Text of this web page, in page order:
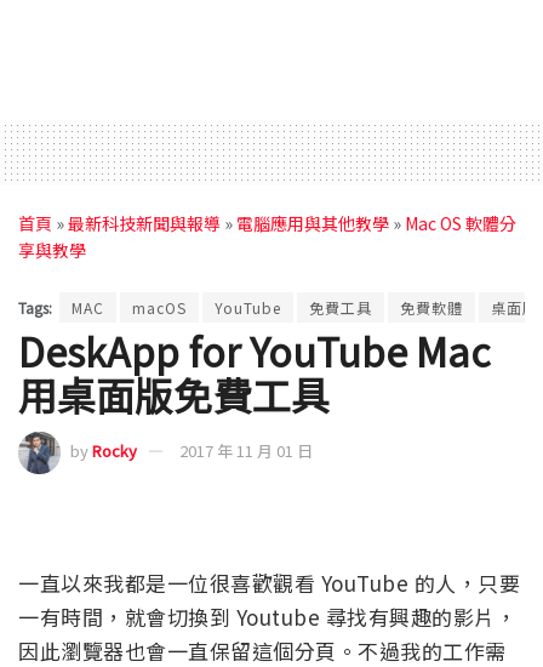
首頁 »最新科技新聞與報導 » 電腦應用與其他教學 » Mac OS 軟體分
享與教學
Tags: MAC macOS YouTube 免費工具 免費軟體 桌面版
DeskApp for YouTube Mac
用桌面版免費工具
byRocky 2017 年 11 月 01 日
一直以來我都是一位很喜歡觀看 YouTube 的人，只要
一有時間，就會切換到 Youtube 尋找有興趣的影片，
因此瀏覽器也會一直保留這個分頁。不過我的工作需